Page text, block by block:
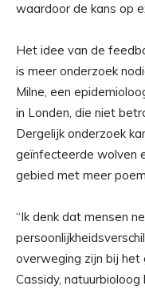
waardoor de kans op
Het idee van de
is meer onderzoek
Milne, een
in Londen, die niet
Dergelijk onderzoek
geïnfecteerde wolven
gebied met meer
“Ik denk dat mensen
overweging zijn bij het
Cassidy,